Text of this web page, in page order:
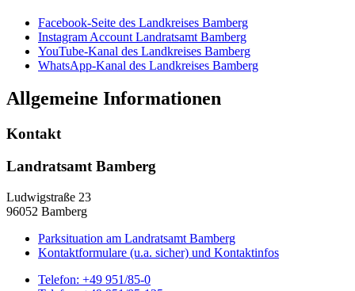
Facebook-Seite des Landkreises Bamberg
Instagram Account Landratsamt Bamberg
YouTube-Kanal des Landkreises Bamberg
WhatsApp-Kanal des Landkreises Bamberg
Allgemeine Informationen
Kontakt
Landratsamt Bamberg
Ludwigstraße 23
96052 Bamberg
Parksituation am Landratsamt Bamberg
Kontaktformulare (u.a. sicher) und Kontaktinfos
Telefon: +49 951/85-0